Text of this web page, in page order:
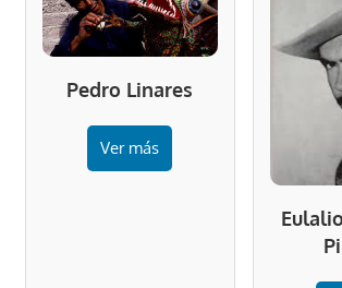
Pedro Linares
Ver más